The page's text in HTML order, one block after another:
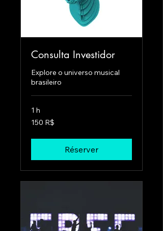
Consulta Investidor
Explore o universo musical
brasileiro
1 h
150
réals
150 R$
Réserver